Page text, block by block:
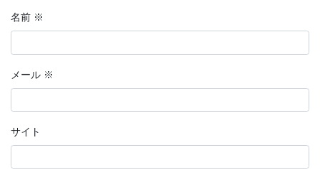
名前 ※
メール ※
サイト